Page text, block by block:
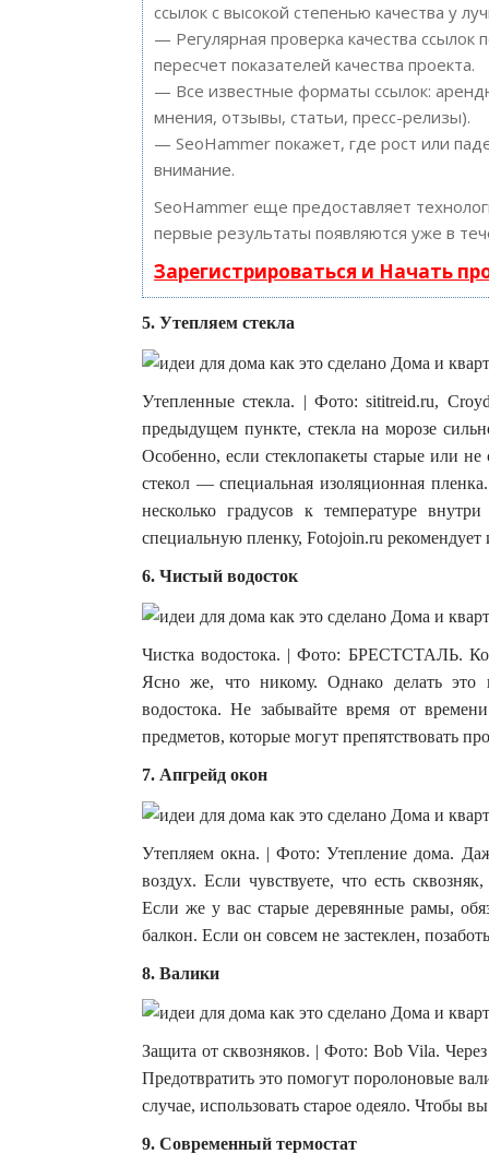
ссылок с высокой степенью качества у
— Регулярная проверка качества
пересчет показателей качества проекта.
— Все известные форматы ссылок:
мнения, отзывы, статьи, пресс-релизы).
— SeoHammer покажет, где рост или
внимание.
SeoHammer еще предоставляет
первые результаты появляются уже в
Зарегистрироваться и Начать
5. Утепляем стекла
Утепленные стекла. | Фото: sititreid.ru,
предыдущем пункте, стекла на морозе
Особенно, если стеклопакеты старые или
стекол — специальная изоляционная
несколько градусов к температуре
специальную пленку, Fotojoin.ru рекомендует
6. Чистый водосток
Чистка водостока. | Фото: БРЕСТСТАЛЬ.
Ясно же, что никому. Однако делать это
водостока. Не забывайте время от
предметов, которые могут препятствовать
7. Апгрейд окон
Утепляем окна. | Фото: Утепление дома.
воздух. Если чувствуете, что есть
Если же у вас старые деревянные рамы,
балкон. Если он совсем не застеклен,
8. Валики
Защита от сквозняков. | Фото: Bob Vila.
Предотвратить это помогут поролоновые
случае, использовать старое одеяло. Чтобы
9. Современный термостат